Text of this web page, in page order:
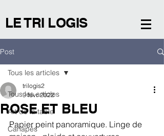
LE TRI LOGIS
Post
Tous les articles
Art de la table
Canapés
Tous les articles
ROSE ET BLEU
trilogis2
9 févr. 2022
Papier peint panoramique. Linge de